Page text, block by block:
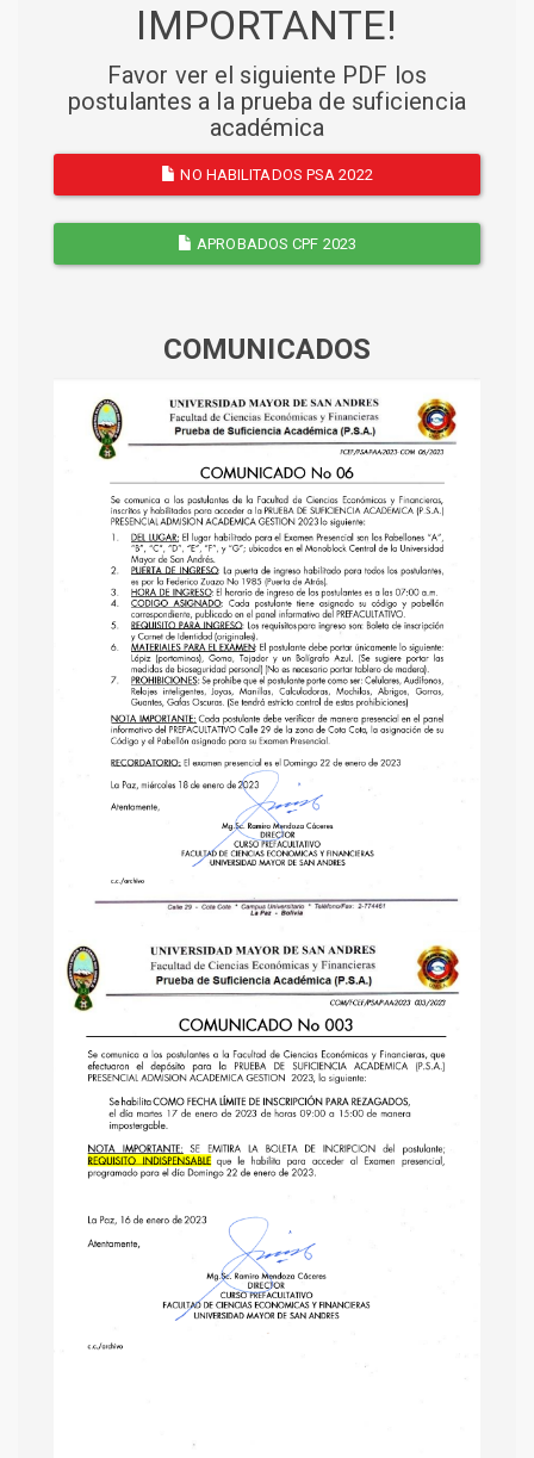
IMPORTANTE!
Favor ver el siguiente PDF los
postulantes a la prueba de suficiencia
académica
NO HABILITADOS PSA 2022
APROBADOS CPF 2023
COMUNICADOS